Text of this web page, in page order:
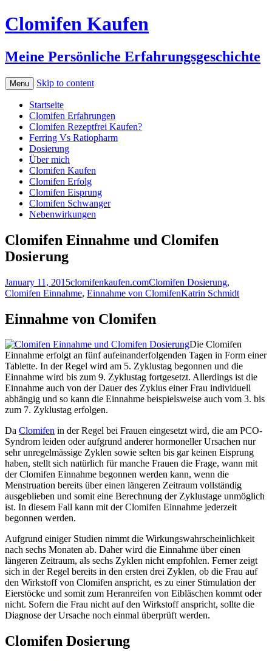
Clomifen Kaufen
Meine Persönliche Erfahrungsgeschichte
Menu Skip to content
Startseite
Clomifen Erfahrungen
Clomifen Rezeptfrei Kaufen?
Ferring Vs Ratiopharm
Dosierung
Über mich
Clomifen Kaufen
Clomifen Erfolg
Clomifen Eisprung
Clomifen Schwanger
Nebenwirkungen
Clomifen Einnahme und Clomifen
Dosierung
January 11, 2015clomifenkaufen.comClomifen Dosierung,
Clomifen Einnahme, Einnahme von ClomifenKatrin Schmidt
Einnahme von Clomifen
Die Clomifen
Einnahme erfolgt an fünf aufeinanderfolgenden Tagen in Form einer
Tablette. In der Regel wird am 5. Zyklustag begonnen und die
Einnahme wird bis zum 9. Zyklustag fortgesetzt. Allerdings ist die
Einnahme auch von der Dauer des Zyklus einer Frau individuell
abhängig und so kann die Einnahme beispielsweise auch vom 3. bis
zum 7. Zyklustag erfolgen.
Da Clomifen in der Regel bei Frauen eingesetzt wird, die am PCO-
Syndrom leiden oder aufgrund anderer hormoneller Ursachen nur
sehr unregelmässige Zyklen sowie selten bis gar keinen Eisprung
haben, stellt sich natürlich für manche Frauen die Frage, wann mit
der Clomifen Einnahme begonnen werden kann, wenn die
Menstruation bereits über einen längeren Zeitraum vollständig
ausgeblieben und somit eine Berechnung der Zyklustage unmöglich
ist. In diesem Fall kann mit der Clomifen Einnahme jederzeit
begonnen werden.
Aufgrund einiger Studien nimmt die Wirkungswahrscheinlichkeit
nach sechs Monaten ab. Daher wird die Einnahme über einen
längeren Zeitraum, als sechs Zyklen nicht empfohlen. Ferner zeigt
sich in der Regel bereits in den ersten drei Zyklen, ob die Frau auf
den Wirkstoff von Clomifen anspricht, es zu einer Stimulation der
Eierstöcke und somit zum Heranreifen von Eibläschen kommt oder
nicht. Sofern die Frau nicht auf den Wirkstoff anspricht, sollte die
Diagnose der Ursache noch einmal überprüft werden.
Clomifen Dosierung